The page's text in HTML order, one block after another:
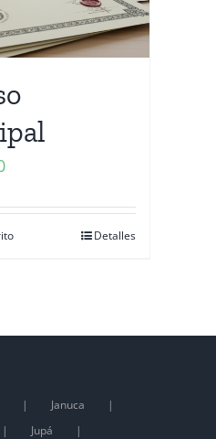
Detalles
Januca
Jupá